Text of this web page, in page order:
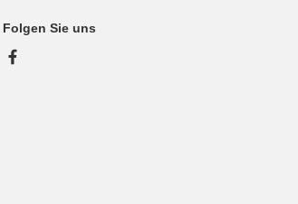
Folgen Sie uns
Facebook